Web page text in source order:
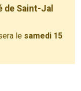
de Saint-Jal
le samedi 15